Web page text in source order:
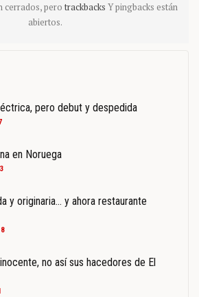
cerrados, pero trackbacks Y pingbacks están
abiertos.
pero debut y despedida
en Noruega
y originaria… y ahora restaurante
no así sus hacedores de El